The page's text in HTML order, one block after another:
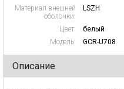
Материал внешней
оболочки:
LSZH
Цвет:
белый
Модель:
GCR-U708
Описание